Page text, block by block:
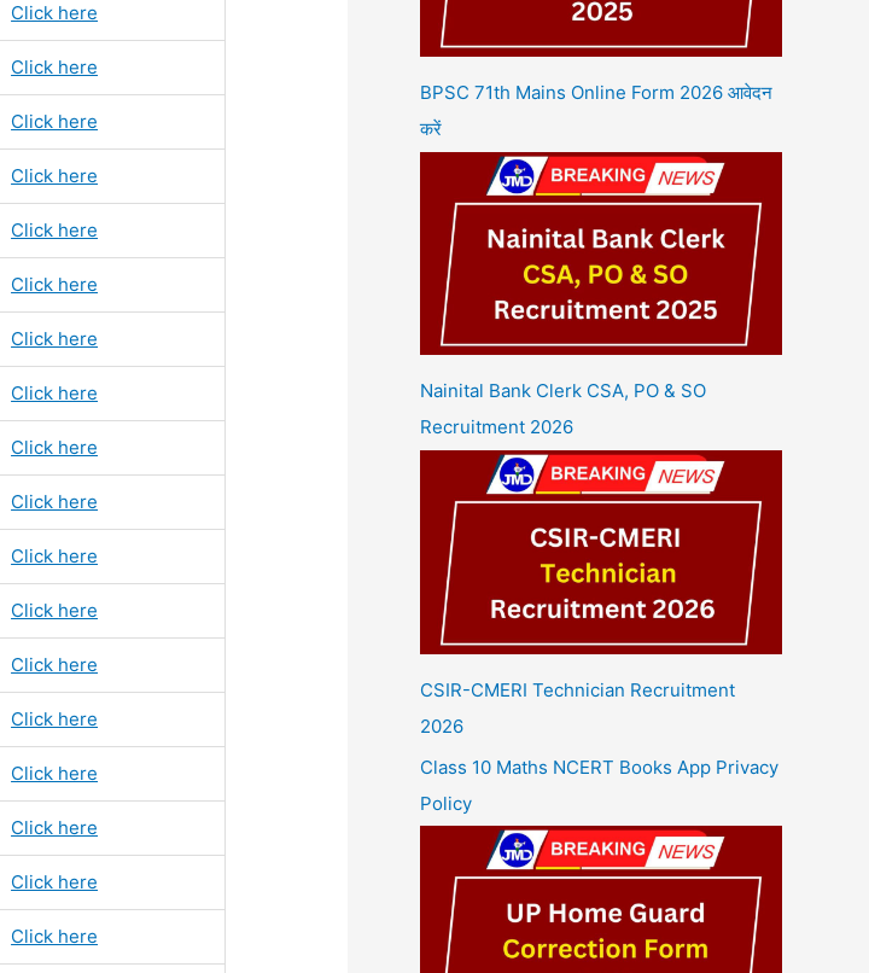
Click here
Click here
Click here
Click here
Click here
Click here
Click here
Click here
Click here
Click here
Click here
Click here
Click here
Click here
Click here
Click here
Click here
Click here
BPSC 71th Mains Online Form 2026 आवेदन
करें
Nainital Bank Clerk CSA, PO & SO
Recruitment 2026
CSIR-CMERI Technician Recruitment
2026
Class 10 Maths NCERT Books App Privacy
Policy